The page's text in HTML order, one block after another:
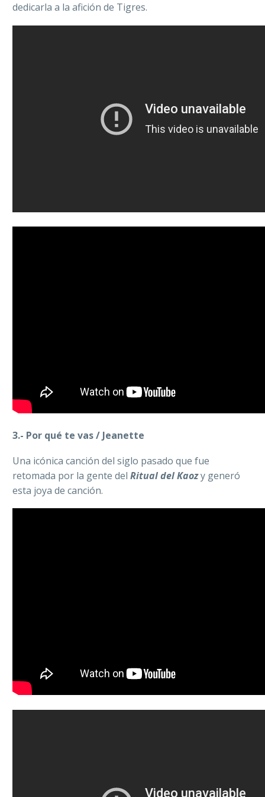
dedicarla a la afición de Tigres.
3.- Por qué te vas / Jeanette
Una icónica canción del siglo pasado que fue
retomada por la gente del Ritual del Kaozy generó
esta joya de canción.